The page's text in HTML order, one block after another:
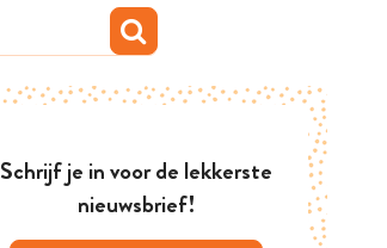
Schrijf je in voor de lekkerste
nieuwsbrief!